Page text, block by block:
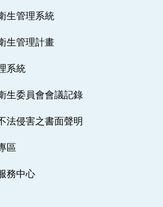
生管理系統
生管理計畫
系統
生委員會會議記錄
法侵害之書面聲明
區
務中心